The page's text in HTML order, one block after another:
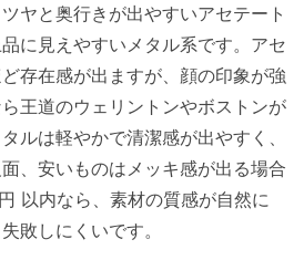
ヤと奥行きが出やすいアセテート
に見えやすいメタル系です。アセ
存在感が出ますが、顔の印象が強
王道のウェリントンやボストンが
ルは軽やかで清潔感が出やすく、
、安いものはメッキ感が出る場合
以内なら、素材の質感が自然に
敗しにくいです。